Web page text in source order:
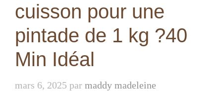
cuisson pour une
pintade de 1 kg ?40
Min Idéal
mars 6, 2025 par maddy madeleine